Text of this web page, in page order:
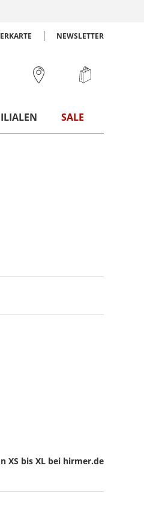
NEWSLETTER
SALE
XS bis XL bei hirmer.de